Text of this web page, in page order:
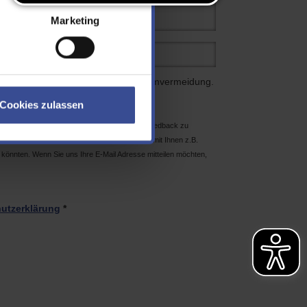
Marketing
Cookies zulassen
ein. Dies dient der Spamvermeidung.
da wir die “Hemmschwelle” für Sie, uns ein Feedback zu
wäre es schön, wenn wir bei Bedarf mit Ihnen z.B.
Wenn Sie uns Ihre E-Mail Adresse mitteilen möchten,
*